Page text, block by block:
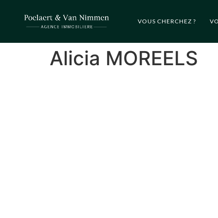
VOUS CHERCHEZ ?
Alicia MOREELS